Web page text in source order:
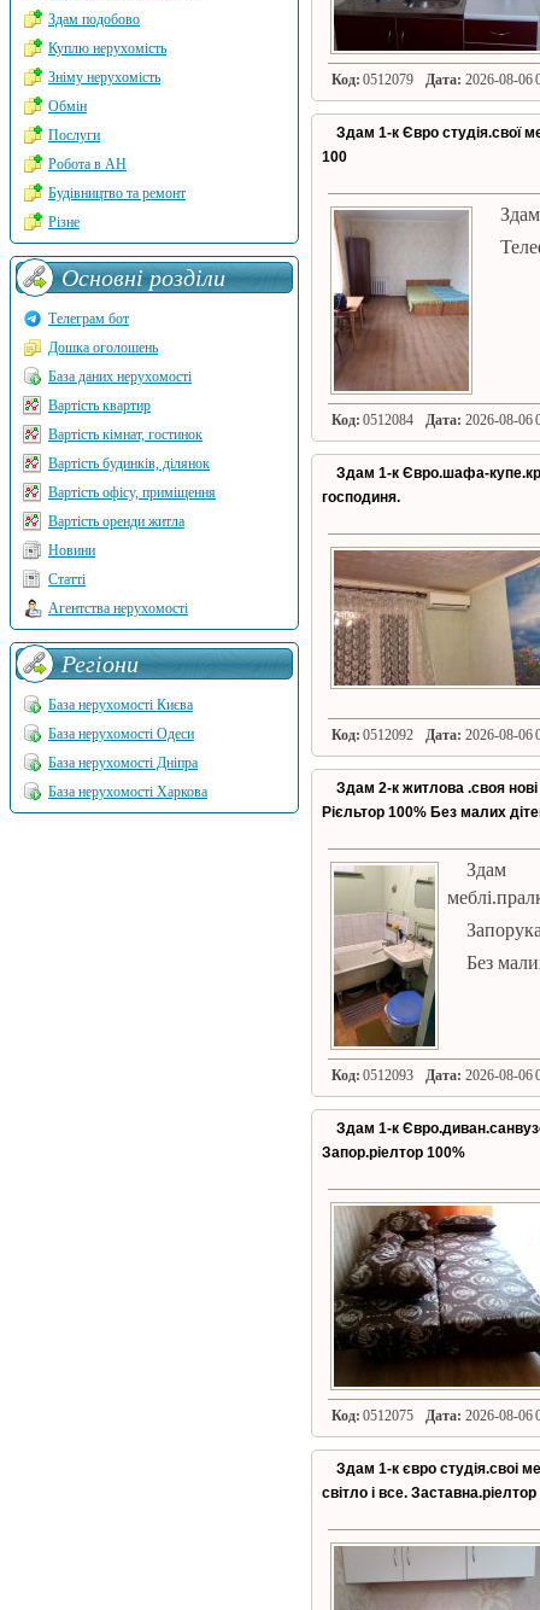
Код: 0512079 Дата: 2026-08-06
Здам 1-к Євро студія.свої
100
Код: 0512084 Дата: 2026-08-06
Здам 1-к Євро.шафа-
господиня.
Код: 0512092 Дата: 2026-08-06
Здам 2-к житлова .своя нові
Рієльтор 100% Без малих
Без
Код: 0512093 Дата: 2026-08-06
Здам 1-к
Запор.ріелтор 100%
Код: 0512075 Дата: 2026-08-06
Здам 1-к євро студія.своі
світло і все.
Здам подобово
Куплю нерухомість
Зніму нерухомість
Обмін
Послуги
Робота в АН
Будівництво та ремонт
Різне
Основні розділи
Телеграм бот
Дошка оголошень
База даних нерухомості
Вартість квартир
Вартість кімнат, гостинок
Вартість будинків, ділянок
Вартість офісу, приміщення
Вартість оренди житла
Новини
Статті
Агентства нерухомості
Регіони
База нерухомості Києва
База нерухомості Одеси
База нерухомості Дніпра
База нерухомості Харкова